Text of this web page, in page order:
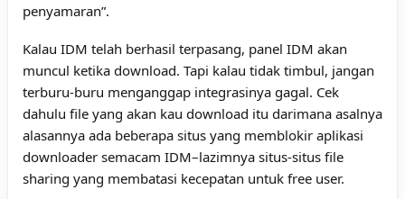
penyamaran”.
Kalau IDM telah berhasil terpasang, panel IDM akan
muncul ketika download. Tapi kalau tidak timbul, jangan
terburu-buru menganggap integrasinya gagal. Cek
dahulu file yang akan kau download itu darimana asalnya
alasannya ada beberapa situs yang memblokir aplikasi
downloader semacam IDM–lazimnya situs-situs file
sharing yang membatasi kecepatan untuk free user.